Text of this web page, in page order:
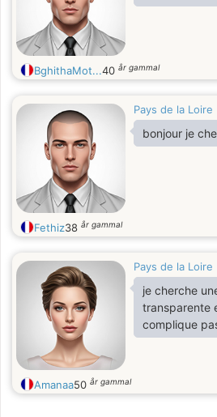
BghithaMot...40 år gammal
Pays de la Loire
bonjour je
Fethiz38 år gammal
Pays de la Loire
je cherche
transparente
complique
Amanaa50 år gammal